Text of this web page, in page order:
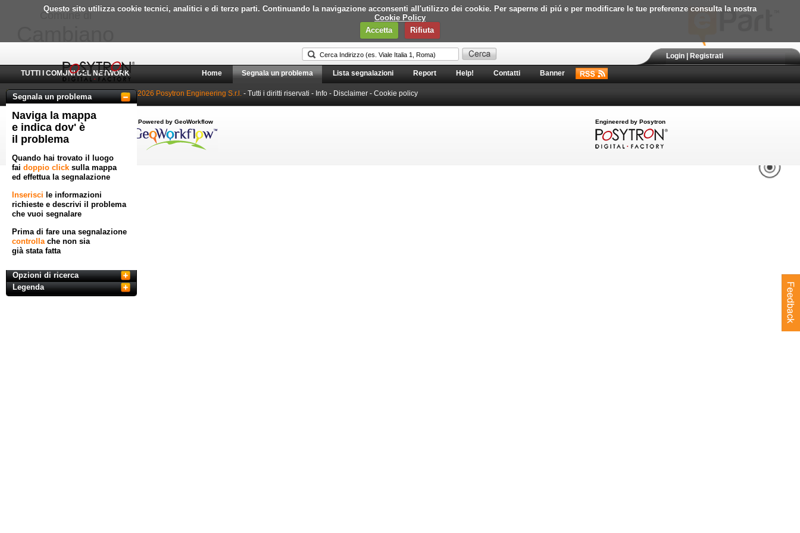
Questo sito utilizza cookie tecnici, analitici e di terze parti. Continuando la navigazione acconsenti all'utilizzo dei cookie. Per saperne di piú e per modificare le tue preferenze consulta la nostra
Cookie Policy
Accetta
Rifiuta
Comune di
Login|Registrati
TUTTI I COMUNI DEL NETWORK Home Segnala un problema Lista segnalazioni Report Help! Contatti Banner
Segnala un problema
Naviga la mappa
e indica dov' è
il problema
Quando hai trovato il luogo
fai doppio click sulla mappa
ed effettua la segnalazione
Inserisci le informazioni
richieste e descrivi il problema
che vuoi segnalare
Prima di fare una segnalazione
controllache non sia
già stata fatta
Opzioni di ricerca
Legenda
© 2010-2026 Posytron Engineering S.r.l. - Tutti i diritti riservati - Info - Disclaimer - Cookie policy
Powered by GeoWorkflow Engineered by Posytron